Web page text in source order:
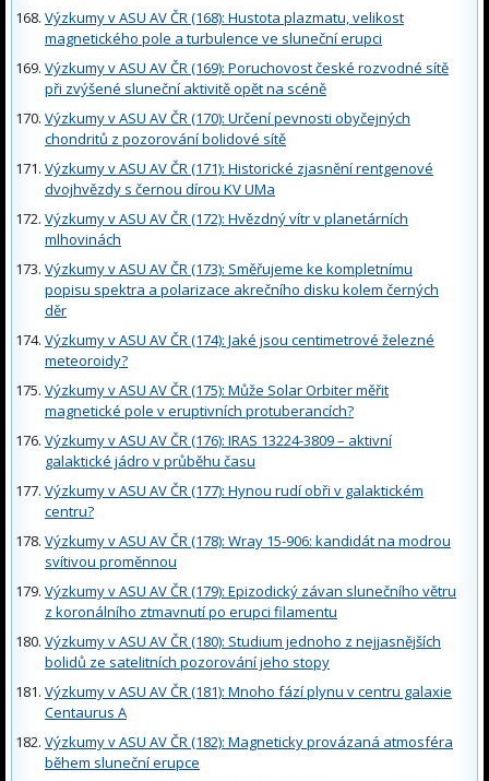
Výzkumy v ASU AV ČR (168): Hustota plazmatu, velikost
magnetického pole a turbulence ve sluneční erupci
Výzkumy v ASU AV ČR (169): Poruchovost české rozvodné sítě
při zvýšené sluneční aktivitě opět na scéně
Výzkumy v ASU AV ČR (170): Určení pevnosti obyčejných
chondritů z pozorování bolidové sítě
Výzkumy v ASU AV ČR (171): Historické zjasnění rentgenové
dvojhvězdy s černou dírou KV UMa
Výzkumy v ASU AV ČR (172): Hvězdný vítr v planetárních
mlhovinách
Výzkumy v ASU AV ČR (173): Směřujeme ke kompletnímu
popisu spektra a polarizace akrečního disku kolem černých
děr
Výzkumy v ASU AV ČR (174): Jaké jsou centimetrové železné
meteoroidy?
Výzkumy v ASU AV ČR (175): Může Solar Orbiter měřit
magnetické pole v eruptivních protuberancích?
Výzkumy v ASU AV ČR (176): IRAS 13224-3809 – aktivní
galaktické jádro v průběhu času
Výzkumy v ASU AV ČR (177): Hynou rudí obři v galaktickém
centru?
Výzkumy v ASU AV ČR (178): Wray 15-906: kandidát na modrou
svítivou proměnnou
Výzkumy v ASU AV ČR (179): Epizodický závan slunečního větru
z koronálního ztmavnutí po erupci filamentu
Výzkumy v ASU AV ČR (180): Studium jednoho z nejjasnějších
bolidů ze satelitních pozorování jeho stopy
Výzkumy v ASU AV ČR (181): Mnoho fází plynu v centru galaxie
Centaurus A
Výzkumy v ASU AV ČR (182): Magneticky provázaná atmosféra
během sluneční erupce